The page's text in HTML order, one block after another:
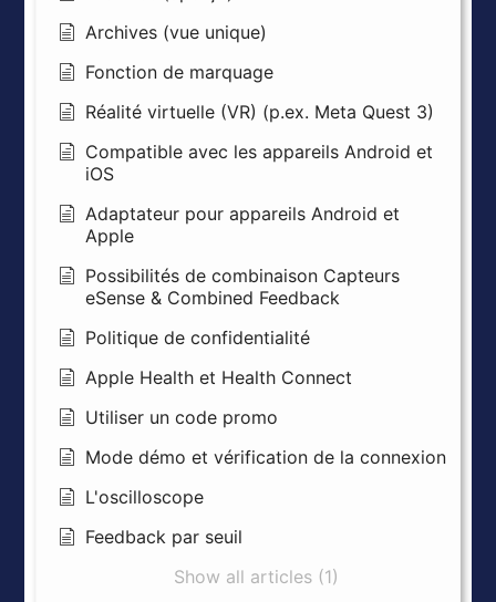
Archives (vue unique)
Fonction de marquage
Réalité virtuelle (VR) (p.ex. Meta Quest 3)
Compatible avec les appareils Android et
iOS
Adaptateur pour appareils Android et
Apple
Possibilités de combinaison Capteurs
eSense & Combined Feedback
Politique de confidentialité
Apple Health et Health Connect
Utiliser un code promo
Mode démo et vérification de la connexion
L'oscilloscope
Feedback par seuil
Show all articles (1)